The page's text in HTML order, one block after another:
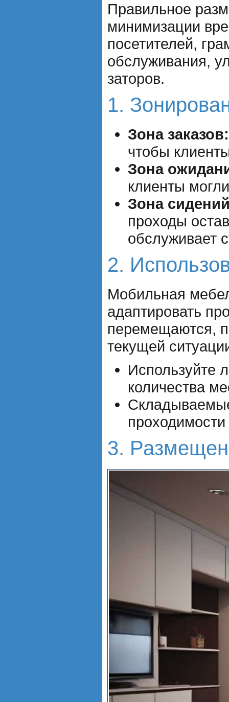
Правильное
минимизации
посетителей,
обслуживания,
заторов.
1.
Зона заказов:
чтобы
Зона
клиенты
Зона
проходы
обслуживает
2.
Мобильная
адаптировать
перемещаются,
текущей
Используйте
количества
3.